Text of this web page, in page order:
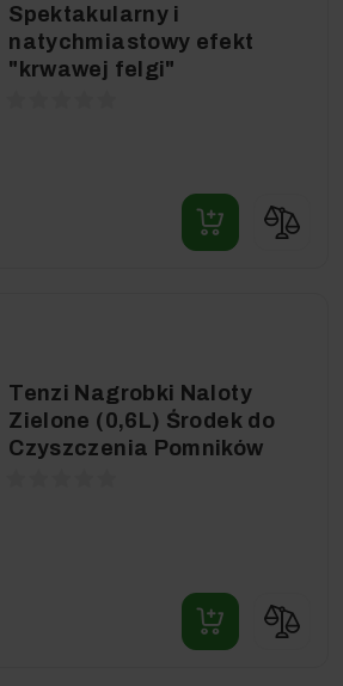
Spektakularny i
natychmiastowy efekt
"krwawej felgi"
Tenzi Nagrobki Naloty
Zielone (0,6L) Środek do
Czyszczenia Pomników